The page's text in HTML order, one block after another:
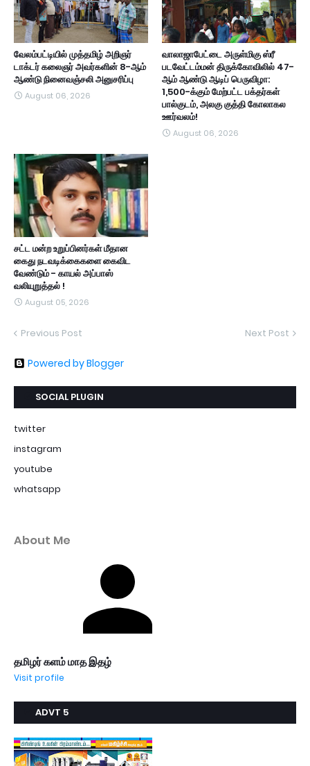
வேலம்பட்டியில் முத்தமிழ் அறிஞர்
டாக்டர் கலைஞர் அவர்களின் 8-ஆம்
ஆண்டு நினைவஞ்சலி அனுசரிப்பு
August 06, 2026
வாலாஜாபேட்டை அருள்மிகு ஸ்ரீ
படவேட்டம்மன் திருக்கோவிலில் 47-
ஆம் ஆண்டு ஆடிப் பெருவிழா:
1,500-க்கும் மேற்பட்ட பக்தர்கள்
பால்குடம், அலகு குத்தி கோலாகல
ஊர்வலம்!
August 06, 2026
சட்ட மன்ற உறுப்பினர்கள் மீதான
கைது நடவடிக்கைகளை கைவிட
வேண்டும் - காயல் அப்பாஸ்
வலியுறுத்தல் !
August 05, 2026
Previous Post Next Post
Powered by Blogger
SOCIAL PLUGIN
twitter
instagram
youtube
whatsapp
About Me
தமிழர் களம் மாத இதழ்
Visit profile
ADVT 5